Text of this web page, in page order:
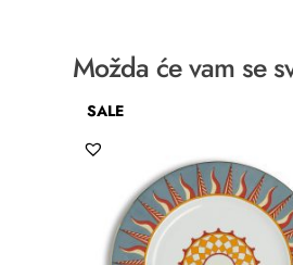
Možda će vam se
SALE